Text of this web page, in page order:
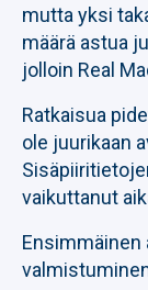
mutta yksi
määrä astua
jolloin Real
Ratkaisua
ole juurikaan
vaikuttanut
Ensimmäinen